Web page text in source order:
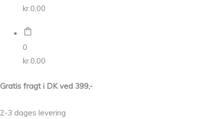
kr.0,00
0
kr.0,00
Gratis fragt i DK ved 399,-
2-3 dages levering